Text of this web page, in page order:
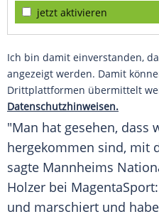
jetzt aktivieren
Ich bin damit einverstanden,
angezeigt werden. Damit
Drittplattformen übermittelt
Datenschutzhinweisen.
"Man hat gesehen, dass
hergekommen sind, mit
sagte Mannheims
Holzer bei
und marschiert und